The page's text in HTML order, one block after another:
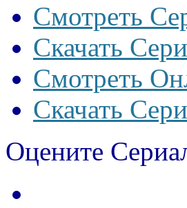
Смотреть
Скачать
Смотреть
Скачать
Оцените